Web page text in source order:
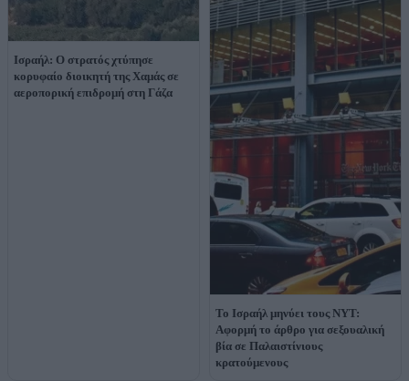
Ισραήλ: Ο στρατός χτύπησε
κορυφαίο διοικητή της Χαμάς σε
αεροπορική επιδρομή στη Γάζα
Το Ισραήλ μηνύει τους NYT:
Αφορμή το άρθρο για σεξουαλική
βία σε Παλαιστίνιους
κρατούμενους